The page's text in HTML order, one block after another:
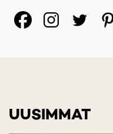
(opens
UUSIMMAT